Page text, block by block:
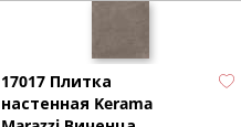
17017 Плитка
настенная Kerama